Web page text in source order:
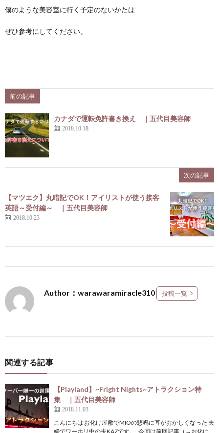
僕のような美容室に行く予定のないかたは
ぜひ参考にしてください。
前の記事
カナダで運転免許書き換え ｜五代目美容師
2018.10.18
次の記事
【マツエク】丸暗記でOK！アイリストが使う接客
英語～受付編～ ｜五代目美容師
2018.10.23
Author：warawaramiracle310 投稿一覧
関連する記事
【Playland】~Fright Nights~アトラクション特
集 ｜五代目美容師
2018.11.03
こんにちは お化け屋敷でMIOの悲鳴に耳がおかしくなった 夫
婦でワーホリ中の夫KAZです。 今回は前回記事（→お化け